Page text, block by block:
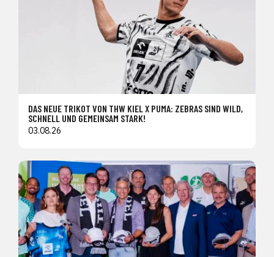
DAS NEUE TRIKOT VON THW KIEL X PUMA: ZEBRAS SIND WILD,
SCHNELL UND GEMEINSAM STARK!
03.08.26